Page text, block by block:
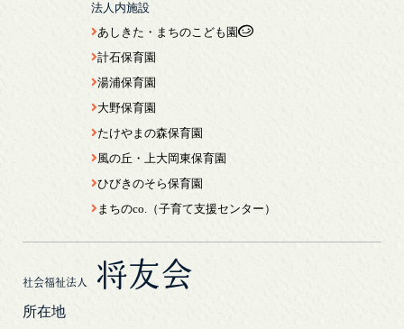
社会福祉法人 将友会
所在地
法人内施設
あしきた・まちのこども園
計石保育園
湯浦保育園
大野保育園
たけやまの森保育園
風の丘・上大岡東保育園
ひびきのそら保育園
まちのco.（子育て支援センター）